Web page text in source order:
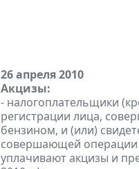
26 апреля 2010
Акцизы:
- налогоплательщики
регистрации лица,
бензином, и (или)
совершающей операции
уплачивают акцизы и